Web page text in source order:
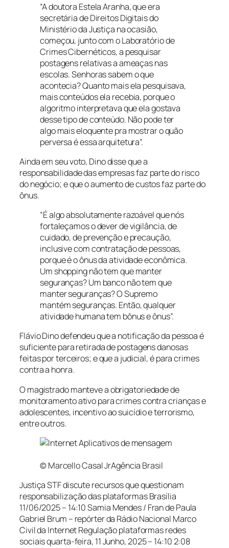
“A doutora Estela Aranha, que era
secretária de Direitos Digitais do
Ministério da Justiça na ocasião,
começou, junto com o Laboratório de
Crimes Cibernéticos, a pesquisar
postagens relativas a ameaças nas
escolas. Senhoras sabem o que
acontecia? Quanto mais ela pesquisava,
mais conteúdos ela recebia, porque o
algoritmo interpretava que ela gostava
desse tipo de conteúdo. Não pode ter
algo mais eloquente pra mostrar o quão
perversa é essa arquitetura”.
Ainda em seu voto, Dino disse que a
responsabilidade das empresas faz parte do risco
do negócio; e que o aumento de custos faz parte do
ônus.
“É algo absolutamente razoável que nós
fortaleçamos o dever de vigilância, de
cuidado, de prevenção e precaução,
inclusive com contratação de pessoas,
porque é o ônus da atividade econômica.
Um shopping não tem que manter
seguranças? Um banco não tem que
manter seguranças? O Supremo
mantém seguranças. Então, qualquer
atividade humana tem bônus e ônus”.
Flávio Dino defendeu que a notificação da pessoa é
suficiente para retirada de postagens danosas
feitas por terceiros; e que a judicial, é para crimes
contra a honra.
O magistrado manteve a obrigatoriedade de
monitoramento ativo para crimes contra crianças e
adolescentes, incentivo ao suicídio e terrorismo,
entre outros.
© Marcello Casal JrAgência Brasil
Justiça STF discute recursos que questionam
responsabilização das plataformas Brasília
11/06/2025 – 14:10Samia Mendes / Fran de Paula
Gabriel Brum – repórter da Rádio Nacional Marco
Civil da Internet Regulação plataformas redes
sociaisquarta-feira, 11 Junho, 2025 – 14:102:08